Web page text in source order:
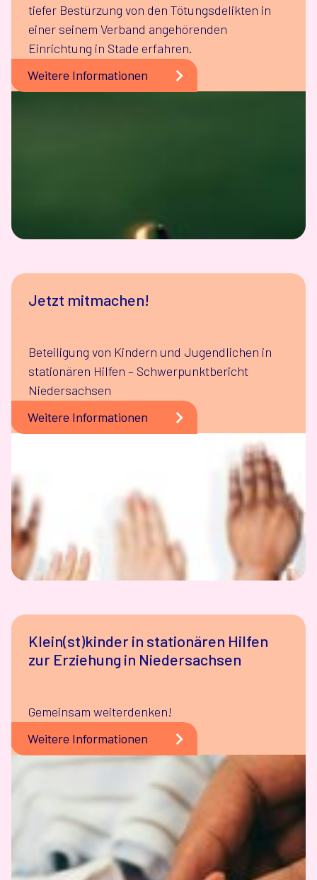
tiefer Bestürzung von den Tötungsdelikten in
einer seinem Verband angehörenden
Einrichtung in Stade erfahren.
Weitere Informationen
Jetzt mitmachen!
Beteiligung von Kindern und Jugendlichen in
stationären Hilfen – Schwerpunktbericht
Niedersachsen
Weitere Informationen
Klein(st)kinder in stationären Hilfen
zur Erziehung in Niedersachsen
Gemeinsam weiterdenken!
Weitere Informationen